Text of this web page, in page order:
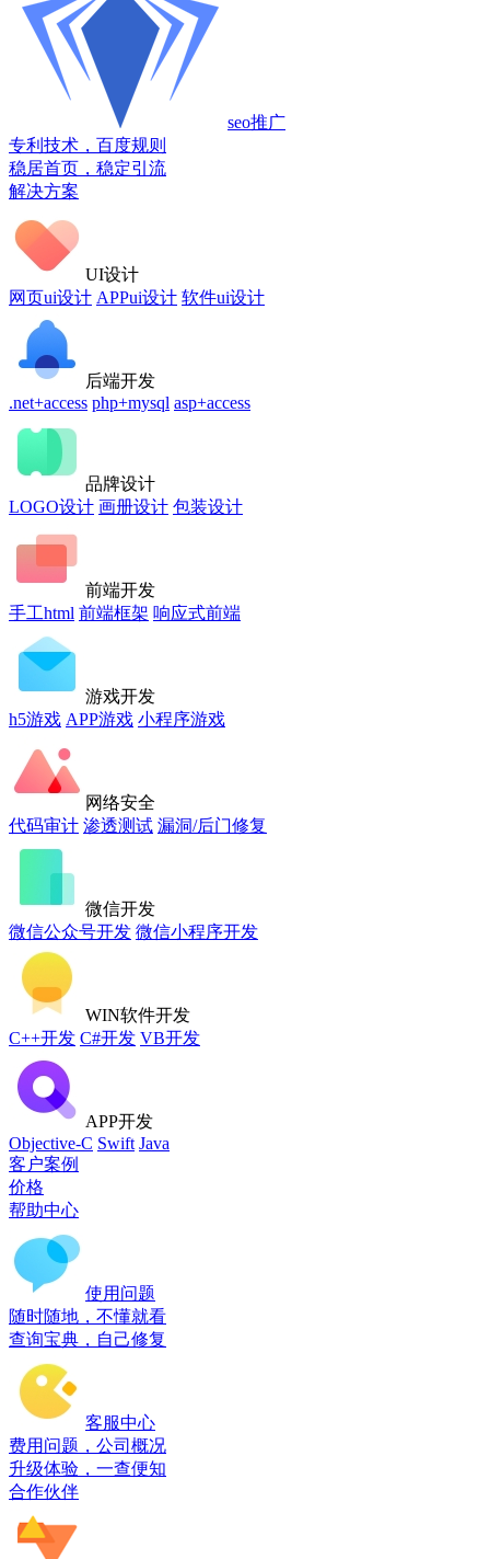
seo推广
专利技术，百度规则
稳居首页，稳定引流
解决方案
UI设计
网页ui设计 APPui设计 软件ui设计
后端开发
.net+access php+mysql asp+access
品牌设计
LOGO设计 画册设计 包装设计
前端开发
手工html 前端框架 响应式前端
游戏开发
h5游戏 APP游戏 小程序游戏
网络安全
代码审计 渗透测试 漏洞/后门修复
微信开发
微信公众号开发 微信小程序开发
WIN软件开发
C++开发 C#开发 VB开发
APP开发
Objective-C Swift Java
客户案例
价格
帮助中心
使用问题
随时随地，不懂就看
查询宝典，自己修复
客服中心
费用问题，公司概况
升级体验，一查便知
合作伙伴